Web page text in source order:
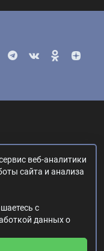
617-55-80
на сайте,
только с согласия
веб-аналитики
сайта и анализа
с
данных о